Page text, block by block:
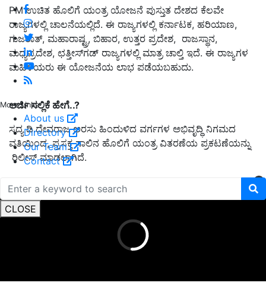
More Links
About us
Directory
Our Team
Contact
CLOSE
PM ಉಚಿತ ಹೊಲಿಗೆ ಯಂತ್ರ ಯೋಜನೆ ಪುಸ್ತುತ ದೇಶದ ಕೆಲವೇ
ರಾಜ್ಯಗಳಲ್ಲಿ ಚಾಲನೆಯಲ್ಲಿದೆ. ಈ ರಾಜ್ಯಗಳಲ್ಲಿ ಕರ್ನಾಟಕ, ಹರಿಯಾಣ,
ಗುಜರಾತ್, ಮಹಾರಾಷ್ಟ್ರ, ಬಿಹಾರ, ಉತ್ತರ ಪ್ರದೇಶ, ರಾಜಸ್ಥಾನ,
ಮಧ್ಯಪ್ರದೇಶ, ಛತ್ತೀಸ್‌ಗಡ್‌ ರಾಜ್ಯಗಳಲ್ಲಿ ಮಾತ್ರ ಚಾಲ್ತಿ ಇದೆ. ಈ ರಾಜ್ಯಗಳ
ಮಹಿಳೆಯರು ಈ ಯೋಜನೆಯ ಲಾಭ ಪಡೆಯಬಹುದು.
ಅರ್ಜಿ ಸಲ್ಲಿಕೆ ಹೇಗೆ..?
ಸದ್ಯ ಡಿ.ದೇವರಾಜ ಅರಸು ಹಿಂದುಳಿದ ವರ್ಗಗಳ ಅಭಿವೃದ್ಧಿ ನಿಗಮದ
ವತಿಯಿಂದ, ಪ್ರಸಕ್ತ ಸಾಲಿನ ಹೊಲಿಗೆ ಯಂತ್ರ ವಿತರಣೆಯ ಪ್ರಕಟಣೆಯನ್ನು
ರಿಲೀಸ್‌ ಮಾಡಲಾಗಿದೆ.